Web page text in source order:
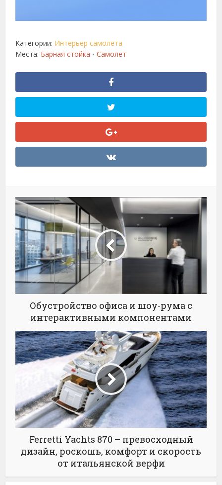
Категории: Интерьер самолета
Места: Барная стойка • Самолет
Обустройство офиса и шоу-рума с
интерактивными компонентами
Ferretti Yachts 870 – превосходный
дизайн, роскошь, комфорт и скорость
от итальянской верфи